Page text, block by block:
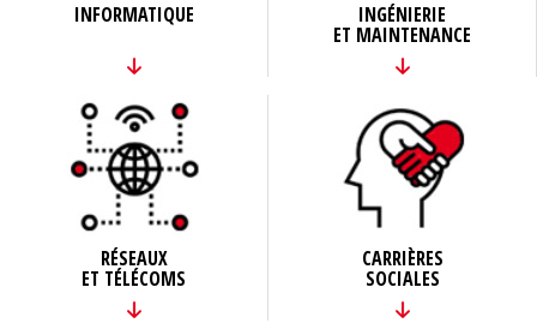
INFORMATIQUE INGÉNIERIE
ET MAINTENANCE
RÉSEAUX
ET TÉLÉCOMS
CARRIÈRES
SOCIALES